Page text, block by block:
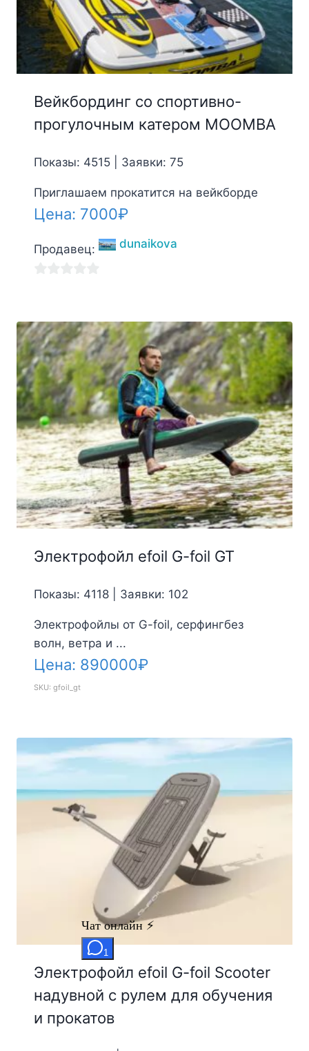
Вейкбординг со cпортивно-
прогулочным катером MOOMBA
Показы: 4515 | Заявки: 75
Приглашаем прокатится на вейкборде
Цена: 7000₽
Продавец: dunaikova
5
Электрофойл efoil G-foil GT
Показы: 4118 | Заявки: 102
Электрофойлы от G-foil, серфингбез
волн, ветра и ...
Цена: 890000₽
SKU: gfoil_gt
Электрофойл efoil G-foil Scooter
надувной с рулем для обучения
и прокатов